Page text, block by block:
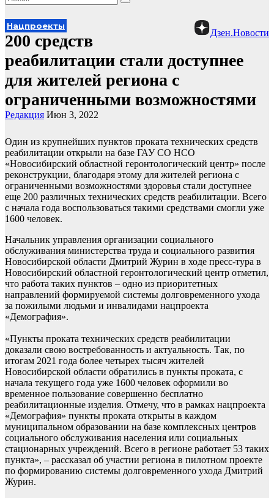
Дзен.Новости
Нацпроекты
200 средств
реабилитации стали доступнее
для жителей региона с
ограниченными возможностями
Редакция Июн 3, 2022
Один из крупнейших пунктов проката технических средств
реабилитации открыли на базе ГАУ СО НСО
«Новосибирский областной геронтологический центр» после
реконструкции, благодаря этому для жителей региона с
ограниченными возможностями здоровья стали доступнее
еще 200 различных технических средств реабилитации. Всего
с начала года воспользоваться такими средствами смогли уже
1600 человек.
Начальник управления организации социального
обслуживания министерства труда и социального развития
Новосибирской области Дмитрий Журин в ходе пресс-тура в
Новосибирский областной геронтологический центр отметил,
что работа таких пунктов – одно из приоритетных
направлений формируемой системы долговременного ухода
за пожилыми людьми и инвалидами нацпроекта
«Демография».
«Пункты проката технических средств реабилитации
доказали свою востребованность и актуальность. Так, по
итогам 2021 года более четырех тысяч жителей
Новосибирской области обратились в пункты проката, с
начала текущего года уже 1600 человек оформили во
временное пользование совершенно бесплатно
реабилитационные изделия. Отмечу, что в рамках нацпроекта
«Демография» пункты проката открыты в каждом
муниципальном образовании на базе комплексных центров
социального обслуживания населения или социальных
стационарных учреждений. Всего в регионе работает 53 таких
пункта», – рассказал об участии региона в пилотном проекте
по формированию системы долговременного ухода Дмитрий
Журин.